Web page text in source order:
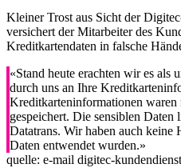
Kleiner Trost aus Sicht der
versichert der Mitarbeiter des
Kreditkartendaten in falsche
«Stand heute erachten wir es als
durch uns an Ihre
Kreditkarteninformationen waren
gespeichert. Die sensiblen
Datatrans. Wir haben auch keine
Daten entwendet wurden.»
quelle: e-mail digitec-kundendienst